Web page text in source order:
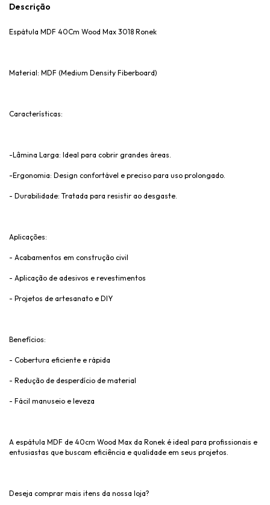
Descrição
Espátula MDF 40Cm Wood Max 3018 Ronek
Material: MDF (Medium Density Fiberboard)
Características:
-Lâmina Larga: Ideal para cobrir grandes áreas.
-Ergonomia: Design confortável e preciso para uso prolongado.
- Durabilidade: Tratada para resistir ao desgaste.
Aplicações:
- Acabamentos em construção civil
- Aplicação de adesivos e revestimentos
- Projetos de artesanato e DIY
Benefícios:
- Cobertura eficiente e rápida
- Redução de desperdício de material
- Fácil manuseio e leveza
A espátula MDF de 40cm Wood Max da Ronek é ideal para profissionais e
entusiastas que buscam eficiência e qualidade em seus projetos.
Deseja comprar mais itens da nossa loja?